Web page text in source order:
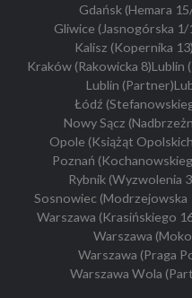
Gdańsk (Hemara
Gliwice (Jasnogórska 1/
Kalisz (Kopernika 13)
Kraków (Rakowicka 8)Lublin
Lublin (Partner)
Łódź
Nowy Sącz
Opole (Książąt
Poznań
Rybnik (Wyzwolenia
Sosnowiec (Modrzejowska
Warszawa (Krasińskiego
Warszawa
Warszawa (Praga
Warszawa Wola